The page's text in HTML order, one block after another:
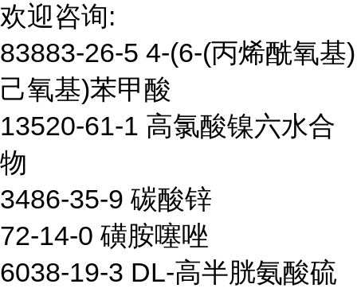
欢迎咨询:
83883-26-5 4-(6-(丙烯酰氧基)
己氧基)苯甲酸
13520-61-1 高氯酸镍六水合
物
3486-35-9 碳酸锌
72-14-0 磺胺噻唑
6038-19-3 DL-高半胱氨酸硫